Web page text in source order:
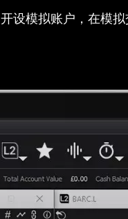
开设模拟账户，在模